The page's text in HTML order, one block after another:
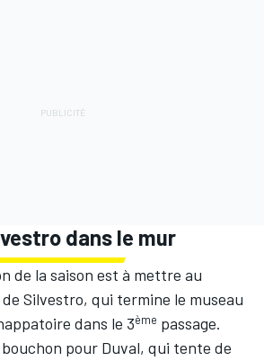
dans le mur
de la saison est à mettre au
Silvestro, qui termine le museau
dans le 3ème passage.
pour Duval, qui tente de